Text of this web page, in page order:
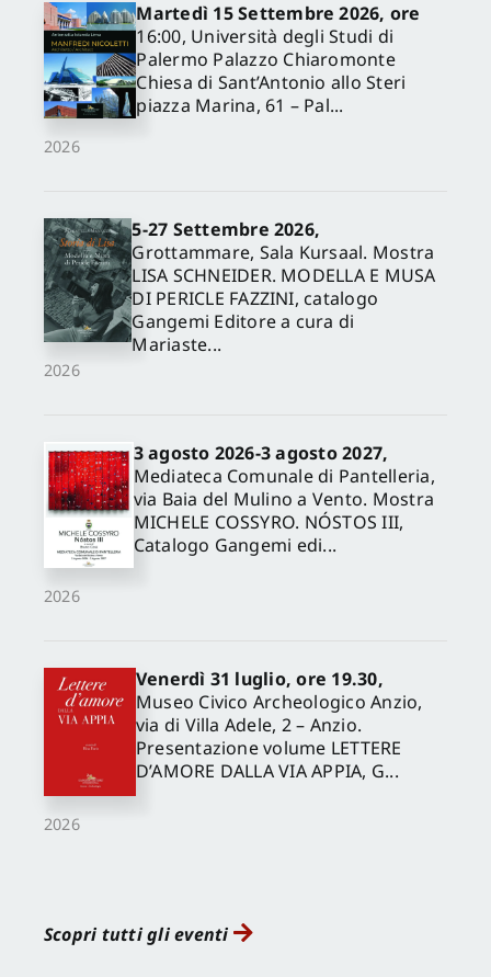
2026
Martedì 15 Settembre 2026, ore
16:00, Università degli Studi di
Palermo Palazzo Chiaromonte
Chiesa di Sant’Antonio allo Steri
piazza Marina, 61 – Pal...
2026
5-27 Settembre 2026,
Grottammare, Sala Kursaal. Mostra
LISA SCHNEIDER. MODELLA E MUSA
DI PERICLE FAZZINI, catalogo
Gangemi Editore a cura di
Mariaste...
2026
3 agosto 2026-3 agosto 2027,
Mediateca Comunale di Pantelleria,
via Baia del Mulino a Vento. Mostra
MICHELE COSSYRO. NÓSTOS III,
Catalogo Gangemi edi...
2026
Venerdì 31 luglio, ore 19.30,
Museo Civico Archeologico Anzio,
via di Villa Adele, 2 – Anzio.
Presentazione volume LETTERE
D’AMORE DALLA VIA APPIA, G...
Scopri tutti gli eventi